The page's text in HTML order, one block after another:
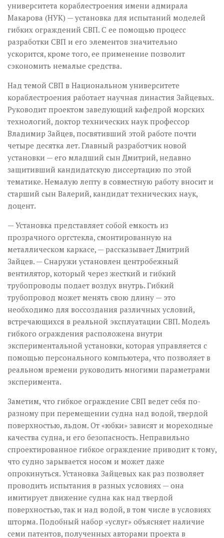
университета кораблестроения имени адмирала
Макарова (НУК) — установка для испытаний моделей
гибких ограждений СВП. С ее помощью процесс
разработки СВП и его элементов значительно
ускорится, кроме того, ее применение позволит
сэкономить немалые средства.
Над темой СВП в Национальном университете
кораблестроения работает научная династия Зайцевых.
Руководит проектом заведующий кафедрой морских
технологий, доктор технических наук профессор
Владимир Зайцев, посвятивший этой работе почти
четыре десятка лет. Главный разработчик новой
установки — его младший сын Дмитрий, недавно
защитивший кандидатскую диссертацию по этой
тематике. Немалую лепту в совместную работу вносит и
старший сын Валерий, кандидат технических наук,
доцент.
— Установка представляет собой емкость из
прозрачного оргстекла, смонтированную на
металлическом каркасе, — рассказывает Дмитрий
Зайцев. — Снаружи установлен центробежный
вентилятор, который через жесткий и гибкий
трубопроводы подает воздух внутрь. Гибкий
трубопровод может менять свою длину — это
необходимо для воссоздания различных условий,
встречающихся в реальной эксплуатации СВП. Модель
гибкого ограждения расположена внутри
экспериментальной установки, которая управляется с
помощью персонального компьютера, что позволяет в
реальном времени руководить многими параметрами
эксперимента.
Заметим, что гибкое ограждение СВП ведет себя по-
разному при перемещении судна над водой, твердой
поверхностью, льдом. От «юбки» зависят и мореходные
качества судна, и его безопасность. Неправильно
спроектированное гибкое ограждение приводит к тому,
что судно зарывается носом и может даже
опрокинуться. Установка Зайцевых как раз позволяет
проводить испытания в разных условиях — она
имитирует движение судна как над твердой
поверхностью, так и над водой, в том числе в условиях
шторма. Подобный набор «услуг» объясняет наличие
семи патентов, полученных авторами проекта в